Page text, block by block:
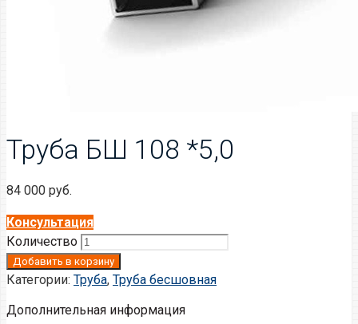
Труба БШ 108 *5,0
84 000 руб.
Консультация
Количество
Добавить в корзину
Категории: Труба, Труба бесшовная
Дополнительная информация